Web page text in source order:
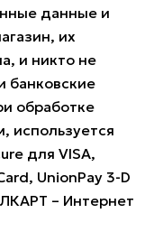
данные и
их
и никто не
банковские
обработке
используется
для VISA,
UnionPay 3-D
– Интернет